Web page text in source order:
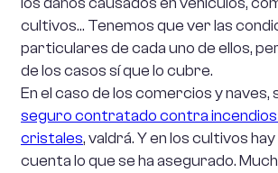
cultivos… Tenemos que ver las
particulares de cada uno de ellos,
de los casos sí que lo cubre.
En el caso de los comercios y naves,
seguro contratado contra
cristales, valdrá. Y en los cultivos
cuenta lo que se ha asegurado.